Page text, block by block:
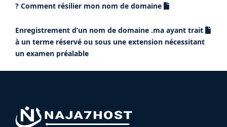
Comment résilier mon nom de domaine ?
Enregistrement d’un nom de domaine .ma ayant trait
à un terme réservé ou sous une extension nécessitant
un examen préalable